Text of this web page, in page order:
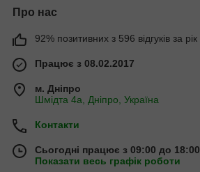
Про нас
92% позитивних з 596 відгуків за рік
Працює з 08.02.2017
м. Дніпро
Шмідта 4а, Дніпро, Україна
Контакти
Сьогодні працює з 09:00 до 18:00
Показати весь графік роботи